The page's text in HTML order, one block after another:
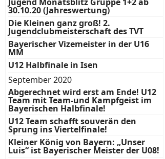
30.10.20 (Jahreswertung)
Die Kleinen ganz groß! 2.
Jugendclubmeisterschaft des TVT
Bayerischer Vizemeister in der U16
MM
U12 Halbfinale in Isen
September 2020
Abgerechnet wird erst am Ende! U12
Team mit Team-und Kampfgeist im
Bayerischen Halbfinale!
U12 Team schafft souverän den
Sprung ins Viertelfinale!
Kleiner König von Bayern: „Unser
Luis“ ist Bayerischer Meister der U08!